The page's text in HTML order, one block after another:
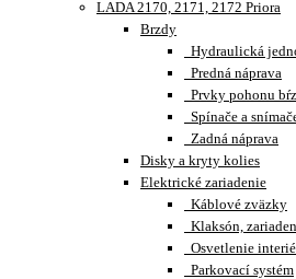
LADA 2170, 2171, 2172 Priora
Brzdy
Hydraulická
Predná náprava
Prvky pohonu
Spínače a
Zadná náprava
Disky a kryty kolies
Elektrické zariadenie
Káblové zväzky
Klaksón,
Osvetlenie
Parkovací systém